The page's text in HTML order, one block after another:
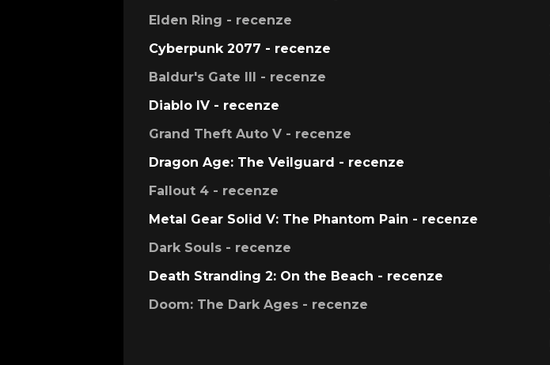
Elden Ring - recenze
Cyberpunk 2077 - recenze
Baldur's Gate III - recenze
Diablo IV - recenze
Grand Theft Auto V - recenze
Dragon Age: The Veilguard - recenze
Fallout 4 - recenze
Metal Gear Solid V: The Phantom Pain - recenze
Dark Souls - recenze
Death Stranding 2: On the Beach - recenze
Doom: The Dark Ages - recenze